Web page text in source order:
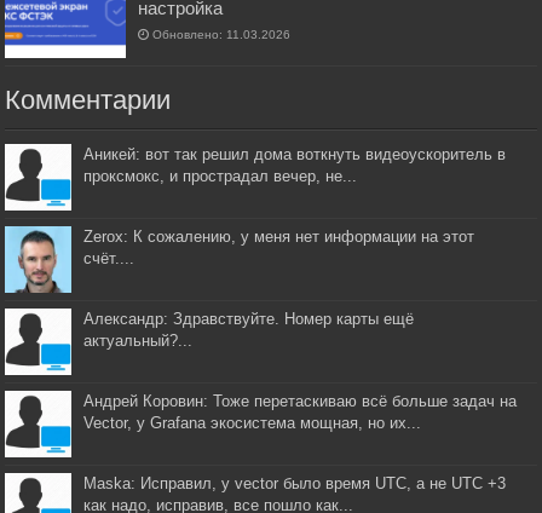
настройка
Обновлено: 11.03.2026
Комментарии
Аникей: вот так решил дома воткнуть видеоускоритель в
проксмокс, и прострадал вечер, не...
Zerox: К сожалению, у меня нет информации на этот
счёт....
Александр: Здравствуйте. Номер карты ещё
актуальный?...
Андрей Коровин: Тоже перетаскиваю всё больше задач на
Vector, у Grafana экосистема мощная, но их...
Maska: Исправил, у vector было время UTC, а не UTC +3
как надо, исправив, все пошло как...